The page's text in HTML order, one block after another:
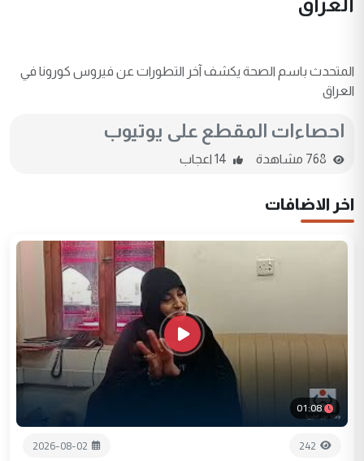
المتحدث باسم الصحة يكشف آخر التطورات عن فيروس كورونا في
العراق
احصاءات المقطع على يوتيوب
اخر الاضافات
01:08
242
2026-08-02